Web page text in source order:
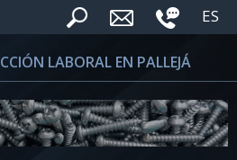
ES
LABORAL EN PALLEJÁ